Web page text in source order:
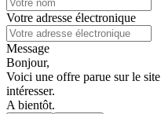
Votre adresse électronique
Message
Bonjour,
Voici une offre parue sur le
intéresser.
A bientôt.